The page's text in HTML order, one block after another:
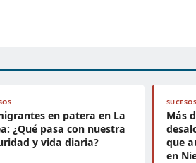
en patera en La
¿Qué pasa con nuestra
y vida diaria?
SUCESOS
Más
que
en